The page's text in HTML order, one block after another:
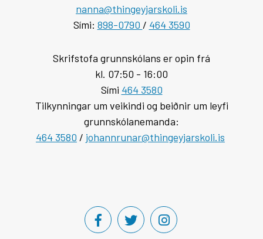
nanna@thingeyjarskoli.is
Sími: 898-0790 / 464 3590
Skrifstofa grunnskólans er opin frá
kl. 07:50 - 16:00
Sími 464 3580
Tilkynningar um veikindi og beiðnir um leyfi
grunnskólanemanda:
464 3580 / johannrunar@thingeyjarskoli.is